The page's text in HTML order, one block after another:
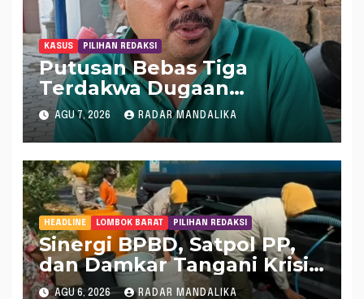
KASUS PILIHAN REDAKSI
Putusan Bebas Tiga
Terdakwa Dugaan
Gratifikasi Dana “Siluman”
DPRD NTB, Najamudin
Sebut Putusan Hakim
Aneh dan Ganjil, Bakal
Lapor Hakim Tipikor
Mataram ke MA
AGU 7, 2026 RADAR MANDALIKA
HEADLINE LOMBOK BARAT PILIHAN REDAKSI
Sinergi BPBD, Satpol PP,
dan Damkar Tangani Krisis
Air Bersih di Lobar
AGU 6, 2026 RADAR MANDALIKA